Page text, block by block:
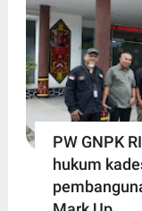
PW GNPK
hukum